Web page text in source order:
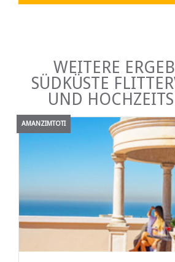
WEITERE
SÜDKÜSTE
UND
AMANZIMTOTI